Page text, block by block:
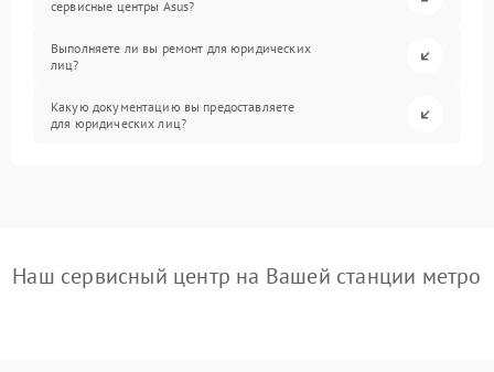
сервисные центры Asus?
Выполняете ли вы ремонт для юридических
лиц?
Какую документацию вы предоставляете
для юридических лиц?
Наш сервисный центр на Вашей станции метро